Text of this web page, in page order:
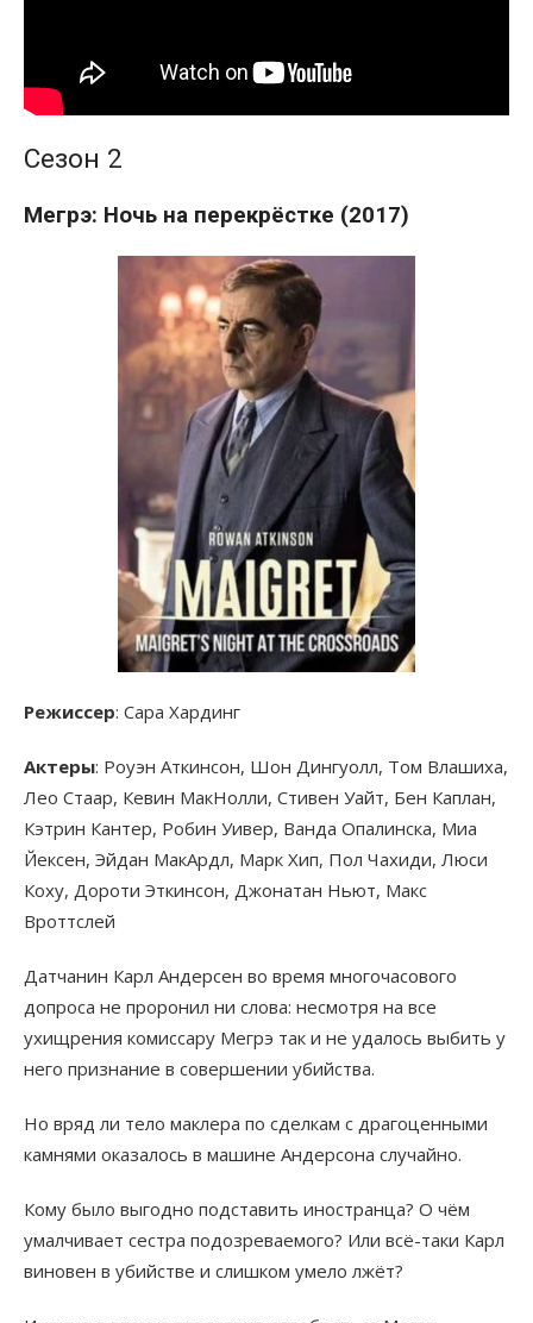
Сезон 2
Мегрэ: Ночь на перекрёстке (2017)
Режиссер: Сара Хардинг
Актеры: Роуэн Аткинсон, Шон Дингуолл, Том Влашиха,
Лео Стаар, Кевин МакНолли, Стивен Уайт, Бен Каплан,
Кэтрин Кантер, Робин Уивер, Ванда Опалинска, Миа
Йексен, Эйдан МакАрдл, Марк Хип, Пол Чахиди, Люси
Коху, Дороти Эткинсон, Джонатан Ньют, Макс
Вроттслей
Датчанин Карл Андерсен во время многочасового
допроса не проронил ни слова: несмотря на все
ухищрения комиссару Мегрэ так и не удалось выбить у
него признание в совершении убийства.
Но вряд ли тело маклера по сделкам с драгоценными
камнями оказалось в машине Андерсона случайно.
Кому было выгодно подставить иностранца? О чём
умалчивает сестра подозреваемого? Или всё-таки Карл
виновен в убийстве и слишком умело лжёт?